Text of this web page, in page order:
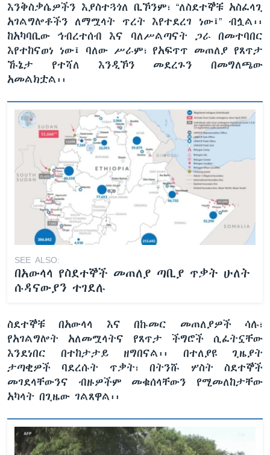
እንቅስቃሴዎችን እያስተጓጎለ ቢኾንም፣ “ለስደተኞቹ አስፈላጊ
አገልግሎቶችን ለማሟላት ጥረት እየተደረገ ነው፤” ብሏል፡፡
ከአካባቢው ኅብረተሰብ እና ባለሥልጣናት ጋራ በመተባበር
እየተከናወነ ነው፤ ባለው ሥራም፣ የአፍጥጥ መጠለያ የጸጥታ
ኹኔታ የተሻለ እንዲኾን መደረጉን በመግለጫው
አመልክቷል፡፡
SEE ALSO:
በአውላላ የስደተኞች መጠለያ ጣቢያ ጥቃት ሁለት
ሱዳናውያን ተገደሉ
ስደተኞቹ በአውላላ እና በኩመር መጠለያዎች ሳሉ፣
የአገልግሎት አለመሟላትና የጸጥታ ችግሮች ሲፈትኗቸው
እንደነበር በተከታታይ ዘግበናል፡፡ በተለያዩ ጊዜያት
ታጣቂዎች ባደረሱት ጥቃት፣ በትንሹ ሦስት ስደተኞች
መገደላቸውንና ብዙዎችም መቁሰላቸውን የሚመለከታቸው
አካላት በጊዜው ገልጸዋል፡፡